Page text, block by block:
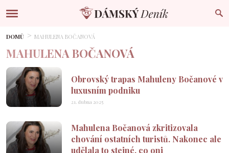
DOMŮ MAHULENA BOČANOVÁ
MAHULENA BOČANOVÁ
Obrovský trapas Mahuleny Bočanové v
luxusním podniku
21. dubna 2025
Mahulena Bočanová zkritizovala
chování ostatních turistů. Nakonec ale
udělala to stejné, co oni